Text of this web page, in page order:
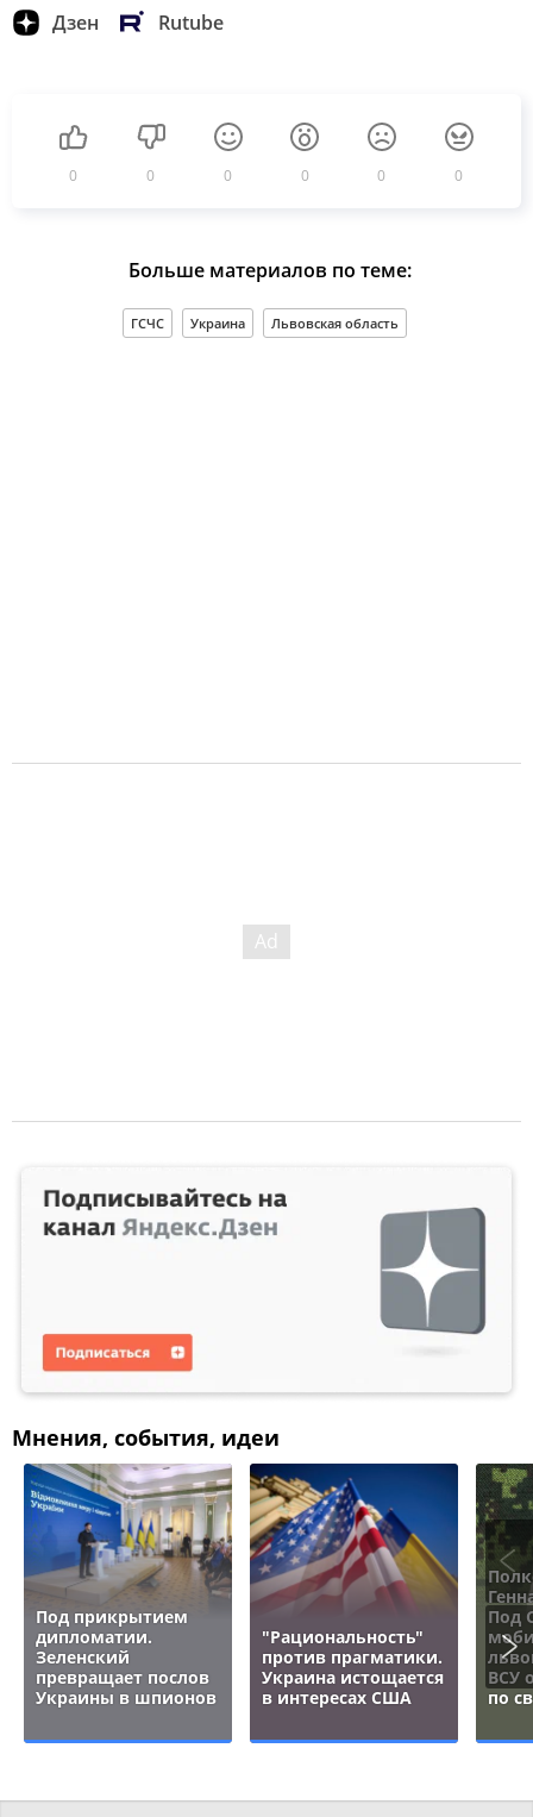
Дзен Rutube
0 0 0 0 0 0
Больше материалов по теме:
ГСЧС Украина Львовская область
Мнения, события, идеи
Под прикрытием
дипломатии.
Зеленский
превращает послов
Украины в шпионов
"Рациональность"
против прагматики.
Украина истощается
в интересах США
Под
ВСУ
по